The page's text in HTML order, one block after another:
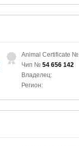
Animal Certificate №
Чип № 54 656 142
Владелец:
Регион: